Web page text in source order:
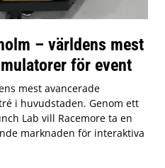
– världens mest
för event
mest avancerade
i huvudstaden. Genom ett
Lab vill Racemore ta en
marknaden för interaktiva